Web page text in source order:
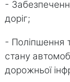
-
доріг;
- Поліпшення
стану
дорожньої